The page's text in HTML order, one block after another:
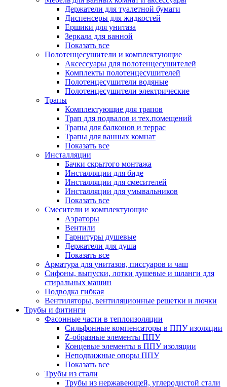
Держатели для туалетной бумаги
Диспенсеры для жидкостей
Ершики для унитаза
Зеркала для ванной
Показать все
Полотенцесушители и комплектующие
Аксессуары для полотенцесушителей
Комплекты полотенцесушителей
Полотенцесушители водяные
Полотенцесушители электрические
Трапы
Комплектующие для трапов
Трап для подвалов и тех.помещений
Трапы для балконов и террас
Трапы для ванных комнат
Показать все
Инсталляции
Бачки скрытого монтажа
Инсталляции для биде
Инсталляции для смесителей
Инсталляции для умывальников
Показать все
Смесители и комплектующие
Аэраторы
Вентили
Гарнитуры душевые
Держатели для душа
Показать все
Арматура для унитазов, писсуаров и чаш
Сифоны, выпуски, лотки душевые и шланги для
стиральных машин
Подводка гибкая
Вентиляторы, вентиляционные решетки и лючки
Трубы и фитинги
Фасонные части в теплоизоляции
Cильфонные компенсаторы в ППУ изоляции
Z-образные элементы ППУ
Концевые элементы в ППУ изоляции
Неподвижные опоры ППУ
Показать все
Трубы из стали
Трубы из нержавеющей, углеродистой стали